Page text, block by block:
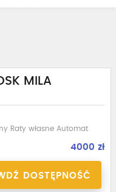
MILA
Raty własne Automat
4000 zł
DOSTĘPNOŚĆ